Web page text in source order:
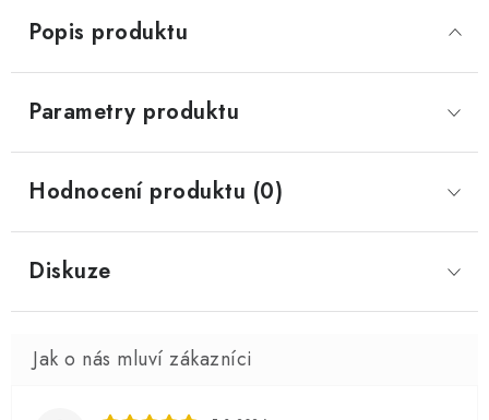
Popis produktu
Parametry produktu
Hodnocení produktu (0)
Diskuze